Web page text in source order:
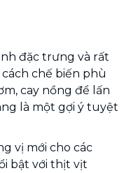
đặc trưng và rất
chế biến phù
cay nồng để lấn
là một gợi ý tuyệt
vị mới cho các
bật với thịt vịt